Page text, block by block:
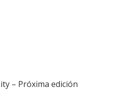
– Próxima edición